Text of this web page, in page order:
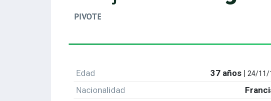
PIVOTE
Edad 37 años |24/11/
Nacionalidad